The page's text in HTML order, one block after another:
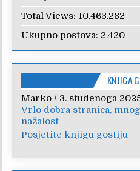
Total Views: 10.463.282
Ukupno postova: 2.420
KNJIGA
Anica/7. veljače 2024.
Poštovanje, draga
nesebičnom radu i
Posjetite knjigu gostiju